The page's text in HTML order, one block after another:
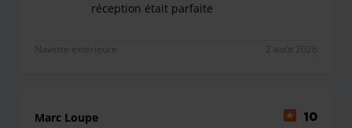
réception était parfaite
Navette extérieure 2 août 2026
Marc Loupe 10